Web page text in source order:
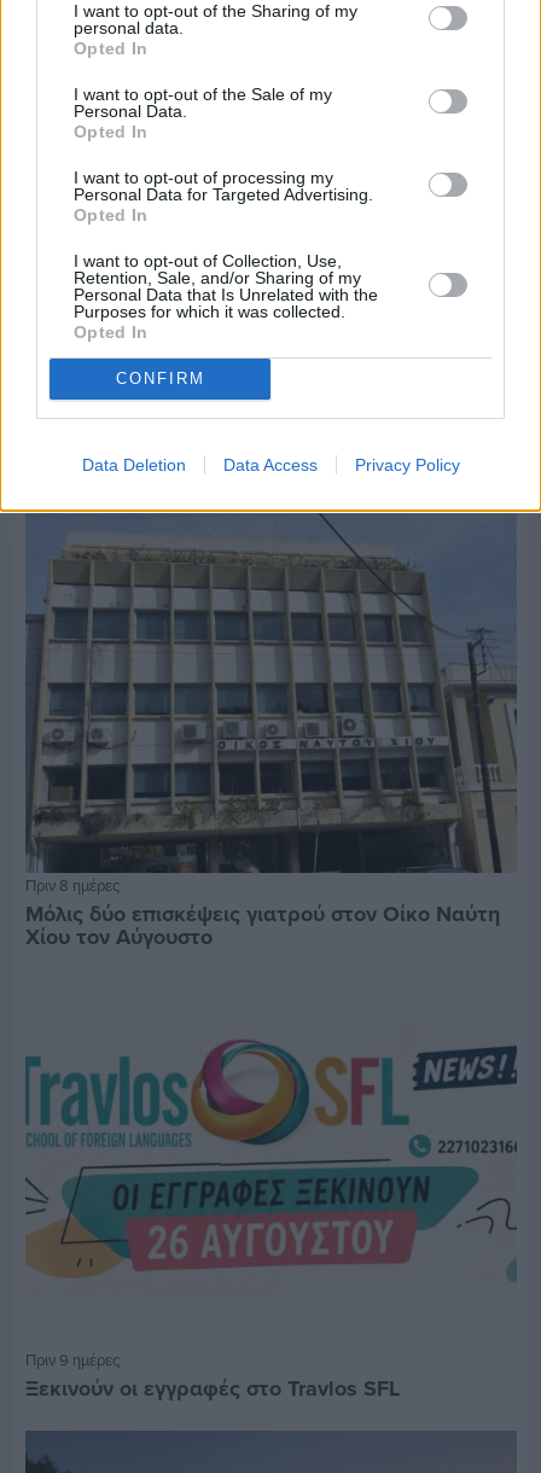
I want to opt-out of the Sharing of my
personal data.
Opted In
I want to opt-out of the Sale of my
Personal Data.
Opted In
I want to opt-out of processing my
Personal Data for Targeted Advertising.
Opted In
I want to opt-out of Collection, Use,
Retention, Sale, and/or Sharing of my
Personal Data that Is Unrelated with the
Purposes for which it was collected.
Opted In
CONFIRM
Data Deletion Data Access Privacy Policy
των ανθρώπινων σχέσεων στην ψυχική υγεία
Πριν 8 ημέρες
Μόλις δύο επισκέψεις γιατρού στον Οίκο Ναύτη
Χίου τον Αύγουστο
Πριν 9 ημέρες
Ξεκινούν οι εγγραφές στο Travlos SFL